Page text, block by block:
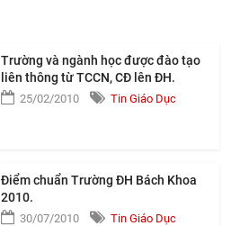
Trường và ngành học được đào tạo
liên thông từ TCCN, CĐ lên ĐH.
25/02/2010 Tin Giáo Dục
Điểm chuẩn Trường ĐH Bách Khoa
2010.
30/07/2010 Tin Giáo Dục